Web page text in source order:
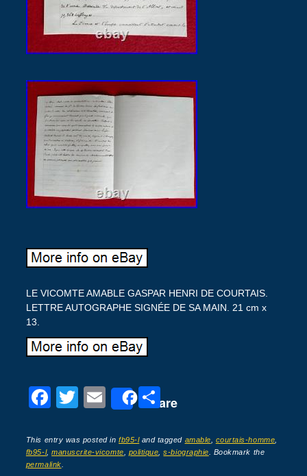
LE VICOMTE AMABLE GASPAR HENRI DE COURTAIS.
LETTRE AUTOGRAPHE SIGNÉE DE SA MAIN. 21 cm x
13.
F
c
e
T
tt
er
E
ail
Share
P
ta
g
This entry was posted infb95-land tagged amable courtais-homme
fb95-l,manuscrite-vicomte politique ,s-biographie . Bookmark the
permalink